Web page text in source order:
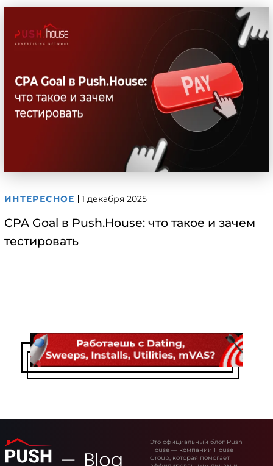
ИНТЕРЕСНОЕ 1 декабря 2025
CPA Goal в Push.House: что такое и зачем
тестировать
Это официальный блог Push
House — компании House
Group, которая помогает